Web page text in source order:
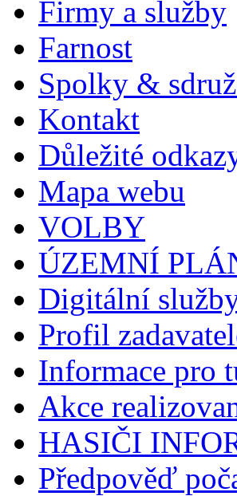
Firmy a služby
Farnost
Spolky &
Kontakt
Důležité
Mapa webu
VOLBY
ÚZEMNÍ
Digitální
Profil
Informace pro
Akce
HASIČI
Předpověď